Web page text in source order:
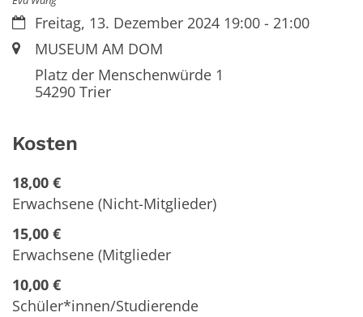
Datum:Freitag, 13. Dezember 2024 19:00 - 21:00
Ort:MUSEUM AM DOM
Platz der Menschenwürde 1
54290Trier
Kosten
18,00 €
Erwachsene (Nicht-Mitglieder)
15,00 €
Erwachsene (Mitglieder
10,00 €
Schüler*innen/Studierende